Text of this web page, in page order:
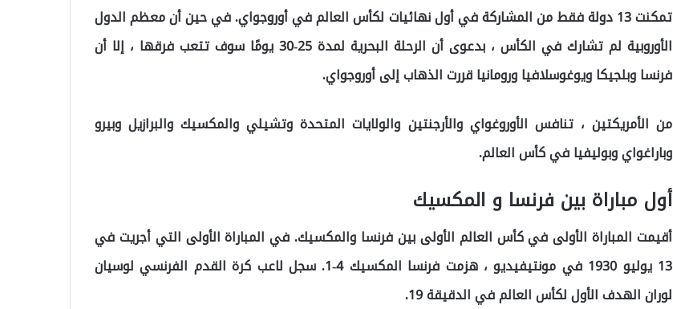
تمكنت 13 دولة فقط من المشاركة في أول نهائيات لكأس العالم في أوروجواي. في حين أن معظم الدول
الأوروبية لم تشارك في الكأس ، بدعوى أن الرحلة البحرية لمدة 25-30 يومًا سوف تتعب فرقها ، إلا أن
فرنسا وبلجيكا ويوغوسلافيا ورومانيا قررت الذهاب إلى أوروجواي.
من الأمريكتين ، تنافس الأوروغواي والأرجنتين والولايات المتحدة وتشيلي والمكسيك والبرازيل وبيرو
وباراغواي وبوليفيا في كأس العالم.
أول مباراة بين فرنسا و المكسيك
أقيمت المباراة الأولى في كأس العالم الأولى بين فرنسا والمكسيك. في المباراة الأولى التي أجريت في
13 يوليو 1930 في مونتيفيديو ، هزمت فرنسا المكسيك 4-1. سجل لاعب كرة القدم الفرنسي لوسيان
لوران الهدف الأول لكأس العالم في الدقيقة 19.